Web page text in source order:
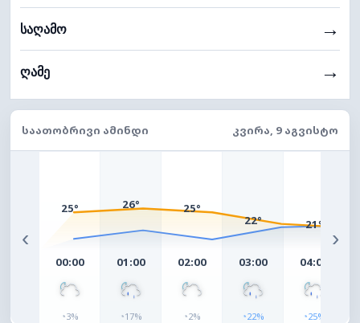
საღამო →
ღამე →
ᲡᲐᲐᲗᲝᲑᲠᲘᲕᲘ ᲐᲛᲘᲜᲓᲘ ᲙᲕᲘᲠᲐ, 9 ᲐᲒᲕᲘᲡᲢᲝ
‹
25°
00:00
◔3%
26°
01:00
◔17%
25°
02:00
◔2%
22°
03:00
◔22%
21°
04:00
◔25%
›